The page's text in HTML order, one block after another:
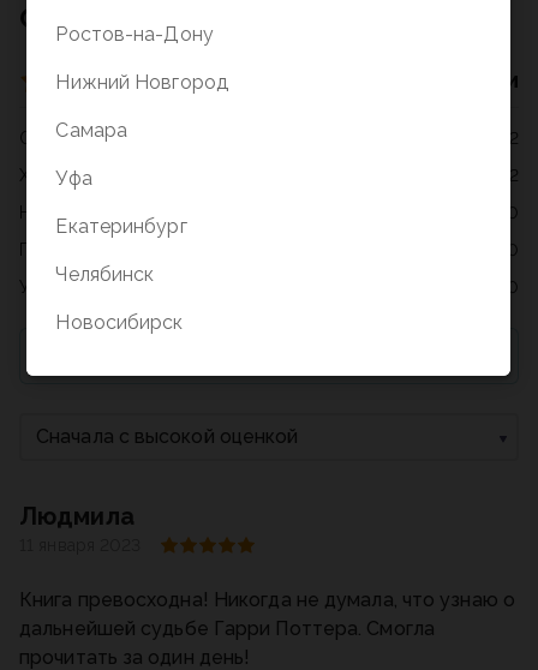
Сначала с высокой оценкой
Людмила
Книга превосходна! Никогда не думала, что узнаю о
дальнейшей судьбе Гарри Поттера. Смогла
прочитать за один день!
Отзывы о товаре
4 оценки
Отлично
2
Хорошо
2
Нормально
0
Плохо
0
Ужасно
0
Ростов-на-Дону
Нижний Новгород
Самара
Уфа
Екатеринбург
Челябинск
Новосибирск